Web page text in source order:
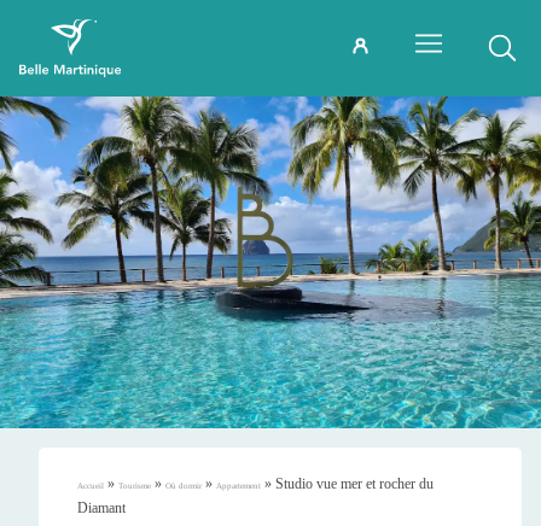
Accueil » Tourisme » Où dormir » Appartement » Studio vue mer et rocher du
Diamant